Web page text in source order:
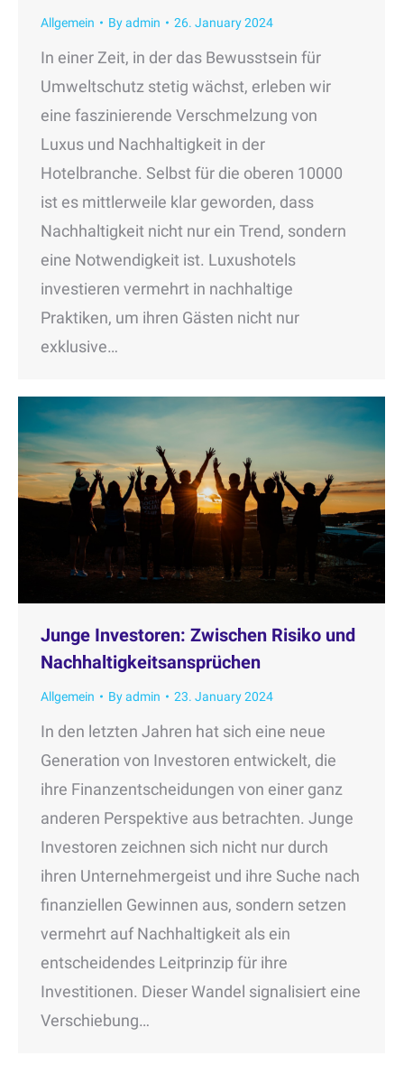
Allgemein Byadmin 26. January 2024
In einer Zeit, in der das Bewusstsein für
Umweltschutz stetig wächst, erleben wir
eine faszinierende Verschmelzung von
Luxus und Nachhaltigkeit in der
Hotelbranche. Selbst für die oberen 10000
ist es mittlerweile klar geworden, dass
Nachhaltigkeit nicht nur ein Trend, sondern
eine Notwendigkeit ist. Luxushotels
investieren vermehrt in nachhaltige
Praktiken, um ihren Gästen nicht nur
exklusive…
Junge Investoren: Zwischen Risiko und
Nachhaltigkeitsansprüchen
Allgemein Byadmin 23. January 2024
In den letzten Jahren hat sich eine neue
Generation von Investoren entwickelt, die
ihre Finanzentscheidungen von einer ganz
anderen Perspektive aus betrachten. Junge
Investoren zeichnen sich nicht nur durch
ihren Unternehmergeist und ihre Suche nach
finanziellen Gewinnen aus, sondern setzen
vermehrt auf Nachhaltigkeit als ein
entscheidendes Leitprinzip für ihre
Investitionen. Dieser Wandel signalisiert eine
Verschiebung…